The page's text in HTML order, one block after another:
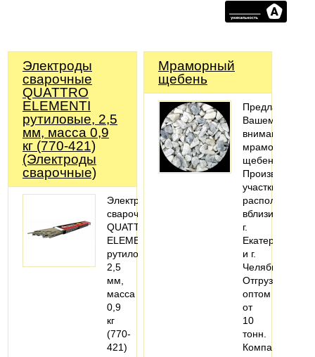
Электроды
сварочные
QUATTRO
ELEMENTI
рутиловые, 2,5
мм, масса 0,9
кг (770-421)
(Электроды
сварочные)
Электроды
сварочные
QUATTRO
ELEMENTI
рутиловые,
2,5
мм,
масса
0,9
кг
(770-
421)
Мраморный
щебень
Предлагаем
Вашему
вниманию
мраморный
щебень.
участки
расположены
вблизи
г.
Екатеринбурга
и г.
Челябинска.
Отгрузка
оптом
от
10
тонн.
Компания…